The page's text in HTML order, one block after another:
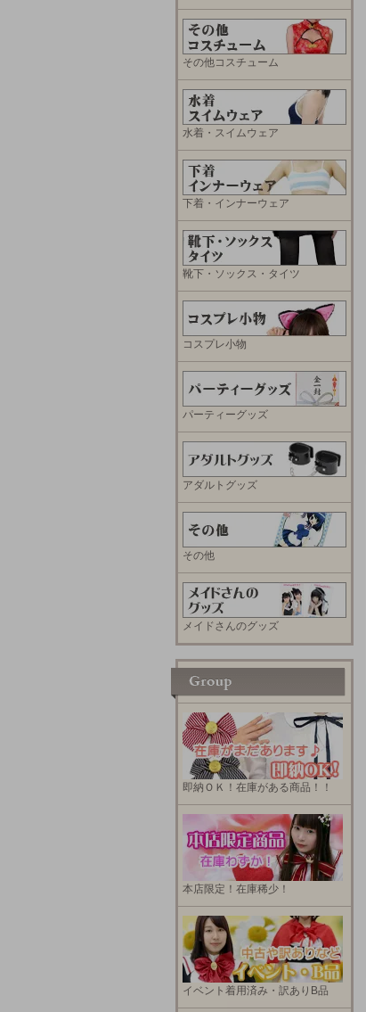
その他コスチューム
水着・スイムウェア
下着・インナーウェア
靴下・ソックス・タイツ
コスプレ小物
パーティーグッズ
アダルトグッズ
その他
メイドさんのグッズ
即納ＯＫ！在庫がある商品！！
本店限定！在庫稀少！
イベント着用済み・訳ありB品